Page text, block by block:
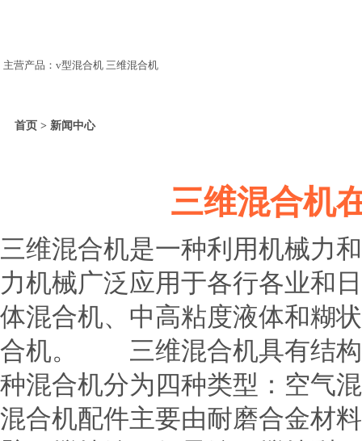
主营产品：v型混合机 三维混合机
首页 > 新闻中心
三维混合机
三维混合机是一种利用机械力
力机械广泛应用于各行各业和
体混合机、中高粘度液体和糊
合机。 三维混合机具有结构
种混合机分为四种类型：空
混合机配件主要由耐磨合金材